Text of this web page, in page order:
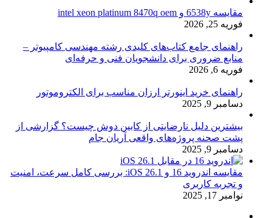
مقایسه 6538y و intel xeon platinum 8470q oem
فوریه 25, 2026
راهنمای جامع کتاب‌های کلیدی رشته مهندسی کامپیوتر –
منابع ضروری برای دانشجویان فنی و حرفه‌ای
فوریه 6, 2026
راهنمای خرید اینورتر ارزان مناسب برای الکتروموتور
دسامبر 9, 2025
بیشترین دلیل نارضایتی از کابین دوش چیست؟ گزارشی از
پشت صحنه پروژه‌های واقعی آریان جام
دسامبر 9, 2025
مقایسه اندروید 16 و iOS 26.1: بررسی کامل سرعت، امنیت
و تجربه کاربری
نوامبر 17, 2025